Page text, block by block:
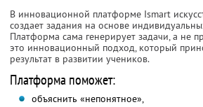
В инновационной платформе Ismart
создает задания на основе
Платформа сама генерирует задачи, а не
это инновационный подход, который
результат в развитии учеников.
Платформа поможет:
объяснить «непонятное»,